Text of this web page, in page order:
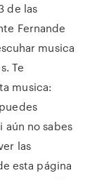
de las
Fernande
musica
Te
musica:
aún no sabes
las
esta página